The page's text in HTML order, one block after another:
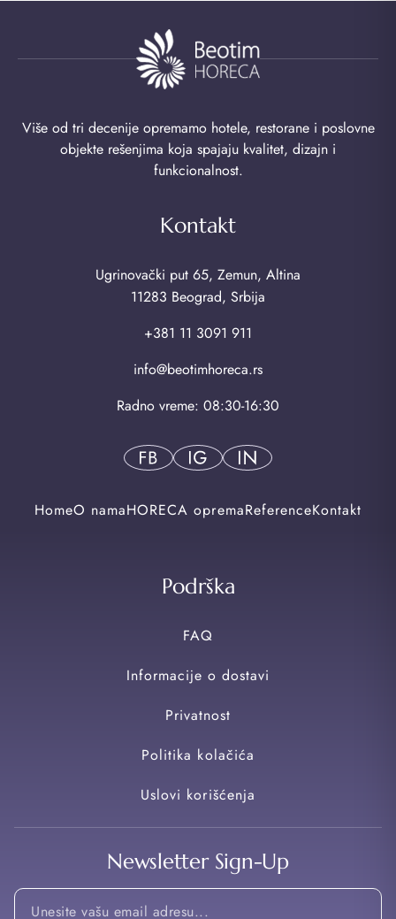
Više od tri decenije opremamo hotele, restorane i poslovne
objekte rešenjima koja spajaju kvalitet, dizajn i
funkcionalnost.
Kontakt
Ugrinovački put 65, Zemun, Altina
11283 Beograd, Srbija
+381 11 3091 911
info@beotimhoreca.rs
Radno vreme: 08:30-16:30
HomeO namaHORECA opremaReferenceKontakt
Podrška
FAQ
Informacije o dostavi
Privatnost
Politika kolačića
Uslovi korišćenja
Newsletter Sign-Up